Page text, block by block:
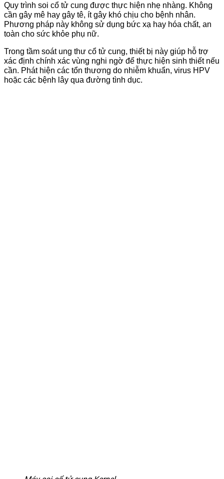
Quy trình soi cổ tử cung được thực hiện nhẹ nhàng. Không
cần gây mê hay gây tê, ít gây khó chịu cho bệnh nhân.
Phương pháp này không sử dụng bức xạ hay hóa chất, an
toàn cho sức khỏe phụ nữ.
Trong tầm soát ung thư cổ tử cung, thiết bị này giúp hỗ trợ
xác định chính xác vùng nghi ngờ để thực hiện sinh thiết nếu
cần. Phát hiện các tổn thương do nhiễm khuẩn, virus HPV
hoặc các bệnh lây qua đường tình dục.